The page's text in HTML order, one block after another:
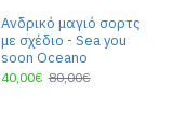
Ανδρικό μαγιό σορτς
με σχέδιο - Sea you
soon Oceano
40,00€ 80,00€